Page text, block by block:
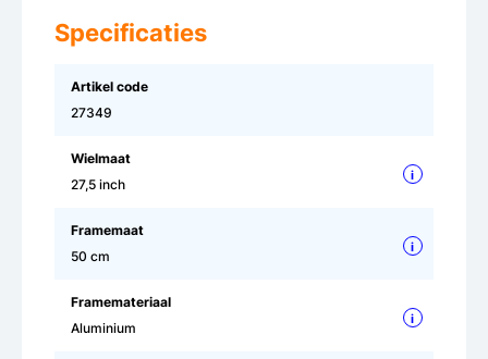
Specificaties
Artikel code
27349
Wielmaat
27,5 inch
i
Framemaat
50 cm
i
Framemateriaal
Aluminium
i